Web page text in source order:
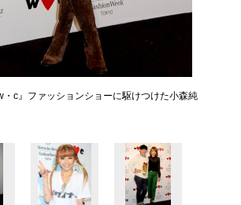
・c』ファッションショーに駆けつけた小森純